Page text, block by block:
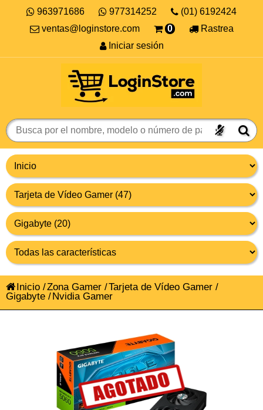
963971686 977314252
(01) 6192424
ventas@loginstore.com
0
Rastrea
Iniciar sesión
Inicio /Zona Gamer /Tarjeta de Vídeo Gamer /
Gigabyte /Nvidia Gamer